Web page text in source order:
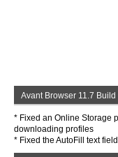
Avant Browser 11.7 Build
* Fixed an Online Storage
downloading profiles
* Fixed the AutoFill text